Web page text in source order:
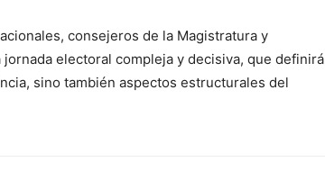
consejeros de la Magistratura y
electoral compleja y decisiva, que definirá
sino también aspectos estructurales del